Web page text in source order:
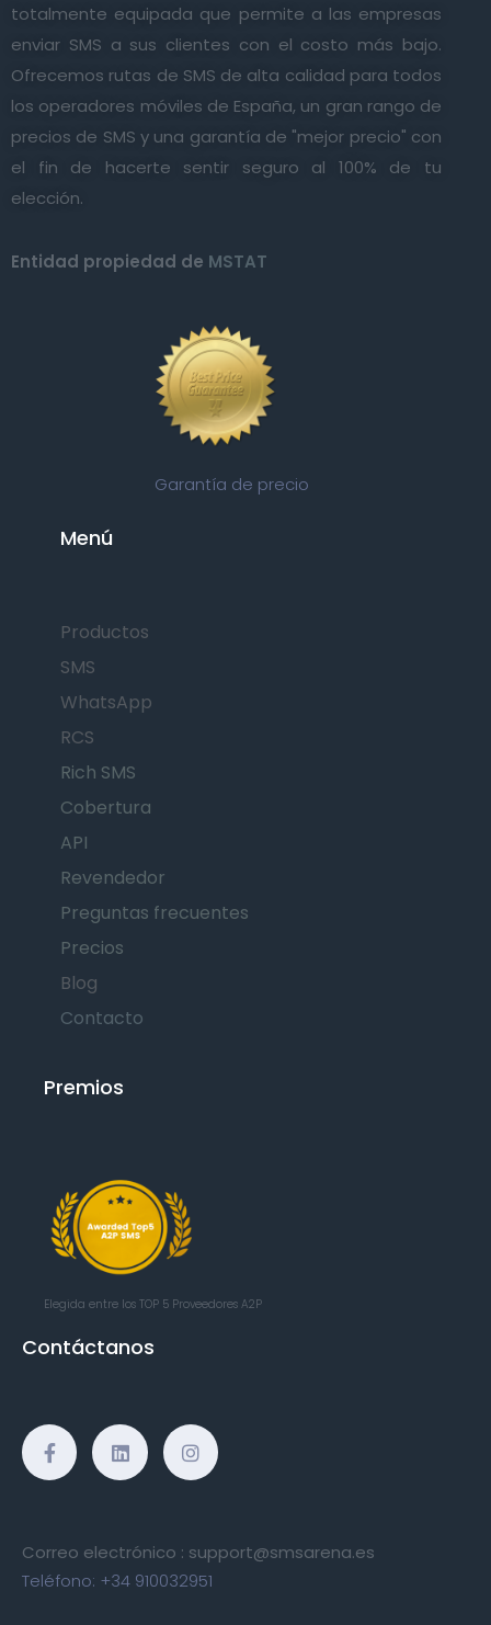
totalmente equipada que permite a las empresas
enviar SMS a sus clientes con el costo más bajo.
Ofrecemos rutas de SMS de alta calidad para todos
los operadores móviles de España, un gran rango de
precios de SMS y una garantía de "mejor precio" con
el fin de hacerte sentir seguro al 100% de tu
elección.
Entidad propiedad de MSTAT
Garantía de precio
Menú
Productos
SMS
WhatsApp
RCS
Rich SMS
Cobertura
API
Revendedor
Preguntas frecuentes
Precios
Blog
Contacto
Premios
Elegida entre los TOP 5 Proveedores A2P
Contáctanos
Correo electrónico : support@smsarena.es
Teléfono: +34 910032951